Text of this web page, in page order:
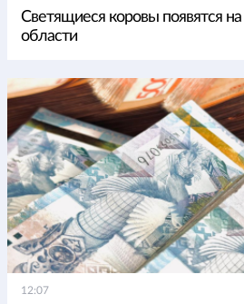
Светящиеся коровы появятся
области
12:07